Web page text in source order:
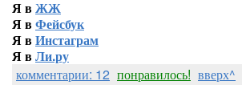
Я вЖЖ
Я вФейсбук
Я вИнстаграм
Я вЛи.ру
комментарии: 12 понравилось! вверх^